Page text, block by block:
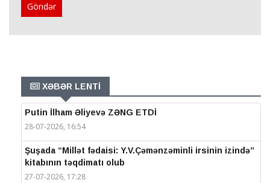
Göndər
XƏBƏR LENTİ
Putin İlham Əliyevə ZƏNG ETDİ
28-07-2026, 16:54
Şuşada “Millət fədaisi: Y.V.Çəmənzəminli irsinin izində”
kitabının təqdimatı olub
27-07-2026, 17:28